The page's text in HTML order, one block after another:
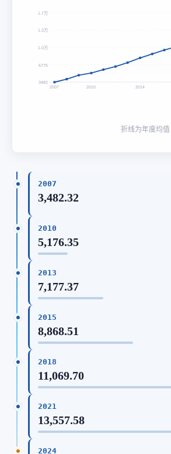
1.7万
1.3万
1.0万
6775
3482
2007 2010 2014
折线为年度均值
2007
3,482.32
2010
5,176.35
2013
7,177.37
2015
8,868.51
2018
11,069.70
2021
13,557.58
2024